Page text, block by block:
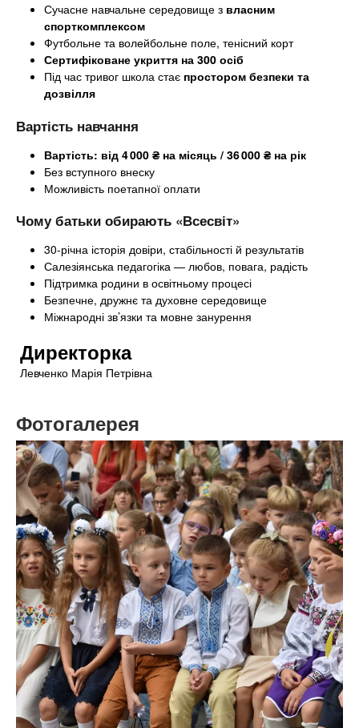
Сучасне навчальне середовище з власним
спорткомплексом
Футбольне та волейбольне поле, тенісний корт
Сертифіковане укриття на 300 осіб
Під час тривог школа стає простором безпеки та
дозвілля
Вартість навчання
Вартість: від 4 000 ₴ на місяць / 36 000 ₴ на рік
Без вступного внеску
Можливість поетапної оплати
Чому батьки обирають «Всесвіт»
30-річна історія довіри, стабільності й результатів
Салезіянська педагогіка — любов, повага, радість
Підтримка родини в освітньому процесі
Безпечне, дружнє та духовне середовище
Міжнародні зв’язки та мовне занурення
Директорка
Левченко Марія Петрівна
Фотогалерея